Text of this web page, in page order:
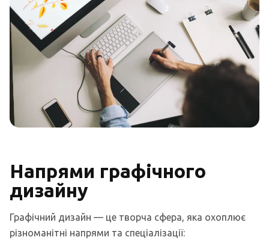
Напрями графічного
дизайну
Графічний дизайн — це творча сфера, яка охоплює
різноманітні напрями та спеціалізації: